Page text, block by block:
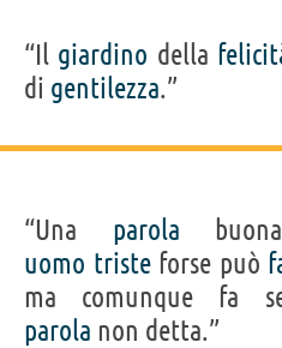
“Il giardino della
di gentilezza.”
“Una parola
uomo tristeforse può
ma comunque fa
parola non detta.”